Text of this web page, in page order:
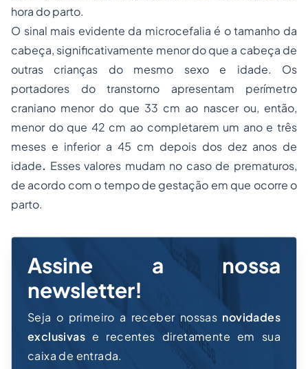
hora do parto.
O sinal mais evidente da microcefalia é o tamanho da
cabeça, significativamente menor do que a cabeça de
outras crianças do mesmo sexo e idade. Os
portadores do transtorno apresentam perímetro
craniano menor do que 33 cm ao nascer ou, então,
menor do que 42 cm ao completarem um ano e três
meses e inferior a 45 cm depois dos dez anos de
idade. Esses valores mudam no caso de prematuros,
de acordo com o tempo de gestação em que ocorre o
parto.
Assine a nossa
newsletter!
Seja o primeiro a receber nossas novidades
exclusivas e recentes diretamente em sua
caixa de entrada.